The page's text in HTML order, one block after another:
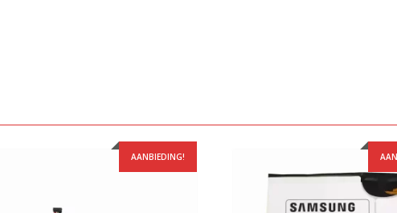
AANBIEDING!